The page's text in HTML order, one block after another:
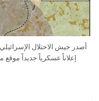
إعلاناً عسكرياً جديداً